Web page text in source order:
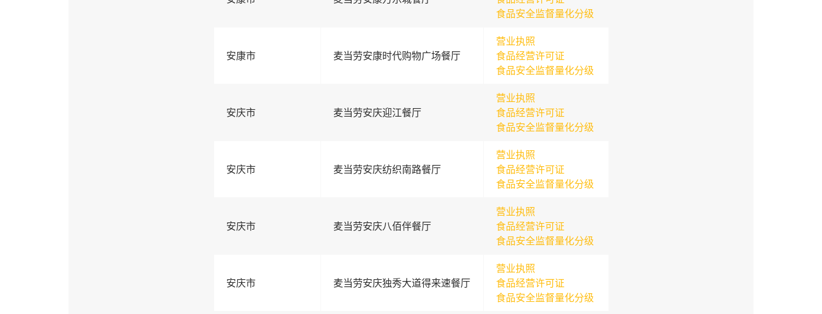
食品安全监督量化分级
安康市 麦当劳安康时代购物广场餐厅
营业执照
食品经营许可证
食品安全监督量化分级
安庆市 麦当劳安庆迎江餐厅
营业执照
食品经营许可证
食品安全监督量化分级
安庆市 麦当劳安庆纺织南路餐厅
营业执照
食品经营许可证
食品安全监督量化分级
安庆市 麦当劳安庆八佰伴餐厅
营业执照
食品经营许可证
食品安全监督量化分级
安庆市 麦当劳安庆独秀大道得来速餐厅
营业执照
食品经营许可证
食品安全监督量化分级